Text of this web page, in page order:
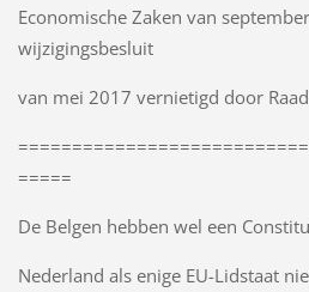
Economische Zaken van
wijzigingsbesluit
van mei 2017 vernietigd door
=====
De Belgen hebben wel een
Nederland als enige EU-Lidstaat